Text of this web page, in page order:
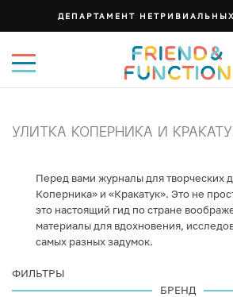
ДЕПАРТАМЕНТ
УЛИТКА КОПЕРНИКА И
Перед вами журналы для творческих
Коперника» и «Кракатук». Это не
это настоящий гид по стране
материалы для вдохновения,
самых разных задумок.
ФИЛЬТРЫ
БРЕНД